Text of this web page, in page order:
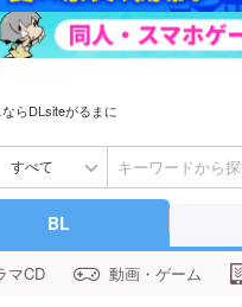
らDLsiteがるまに
すべて
BL
マCD 動画・ゲーム